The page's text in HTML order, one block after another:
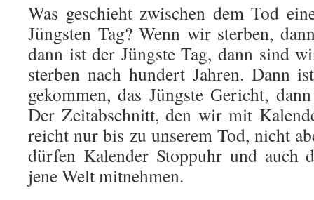
Was geschieht zwischen dem Tod
Jüngsten Tag? Wenn wir sterben,
dann ist der Jüngste Tag, dann sind
sterben nach hundert Jahren. Dann
gekommen, das Jüngste Gericht,
Der Zeitabschnitt, den wir mit
reicht nur bis zu unserem Tod, nicht
dürfen Kalender Stoppuhr und auch
jene Welt mitnehmen.